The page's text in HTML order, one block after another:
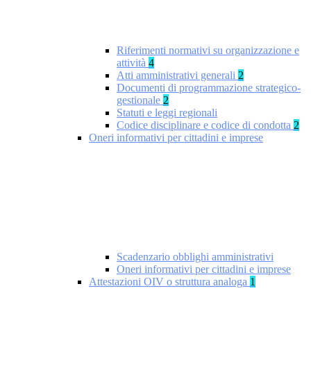
Riferimenti normativi su organizzazione e
attività 4
Atti amministrativi generali 2
Documenti di programmazione strategico-
gestionale 2
Statuti e leggi regionali
Codice disciplinare e codice di condotta 2
Oneri informativi per cittadini e imprese
Scadenzario obblighi amministrativi
Oneri informativi per cittadini e imprese
Attestazioni OIV o struttura analoga 1